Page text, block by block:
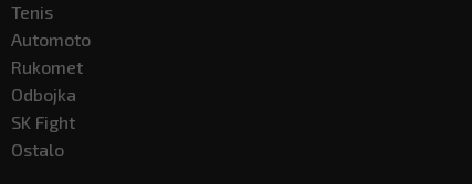
Tenis
Automoto
Rukomet
Odbojka
SK Fight
Ostalo